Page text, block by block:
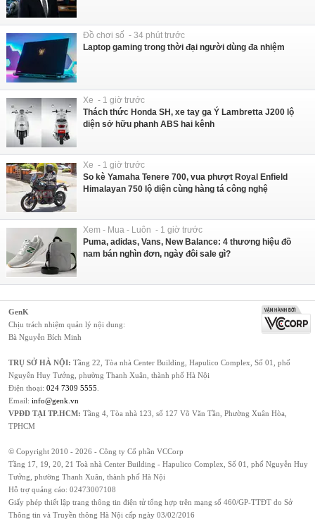
Đồ chơi số - 34 phút trước
Laptop gaming trong thời đại người dùng đa nhiệm
Xe - 1 giờ trước
Thách thức Honda SH, xe tay ga Ý Lambretta J200 lộ
diện sở hữu phanh ABS hai kênh
Xe - 1 giờ trước
So kè Yamaha Tenere 700, vua phượt Royal Enfield
Himalayan 750 lộ diện cùng hàng tá công nghệ
Xem - Mua - Luôn - 1 giờ trước
Puma, adidas, Vans, New Balance: 4 thương hiệu đồ
nam bán nghìn đơn, ngày đôi sale gì?
GenK
Chịu trách nhiệm quản lý nội dung:
Bà Nguyễn Bích Minh
TRỤ SỞ HÀ NỘI: Tầng 22, Tòa nhà Center Building, Hapulico Complex, Số 01, phố
Nguyễn Huy Tưởng, phường Thanh Xuân, thành phố Hà Nội
Điện thoại: 024 7309 5555
Email: info@genk.vn
VPĐD TẠI TP.HCM: Tầng 4, Tòa nhà 123, số 127 Võ Văn Tần, Phường Xuân Hòa,
TPHCM
© Copyright 2010 - 2026 - Công ty Cổ phần VCCorp
Tầng 17, 19, 20, 21 Toà nhà Center Building - Hapulico Complex, Số 01, phố Nguyễn Huy
Tưởng, phường Thanh Xuân, thành phố Hà Nội
Hỗ trợ quảng cáo: 02473007108
Giấy phép thiết lập trang thông tin điện tử tổng hợp trên mạng số 460/GP-TTĐT do Sở
Thông tin và Truyền thông Hà Nội cấp ngày 03/02/2016